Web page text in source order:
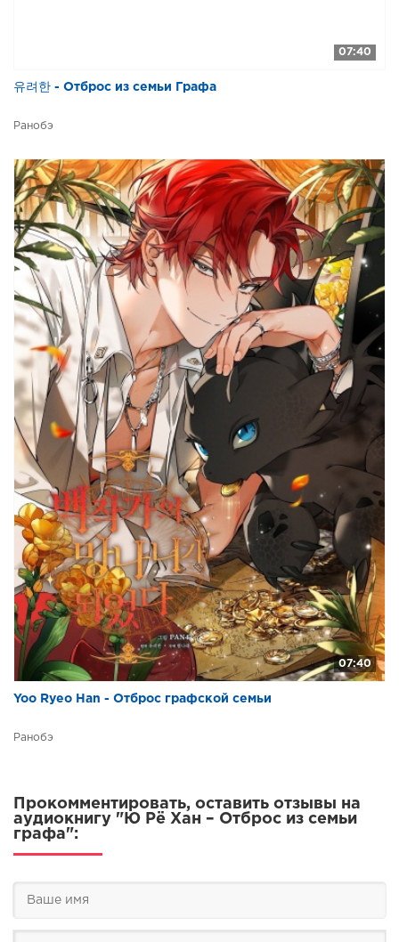
07:40
유려한 - Отброс из семьи Графа
Ранобэ
07:40
Yoo Ryeo Han - Отброс графской семьи
Ранобэ
Прокомментировать, оставить отзывы на
аудиокнигу "Ю Рё Хан – Отброс из семьи
графа":